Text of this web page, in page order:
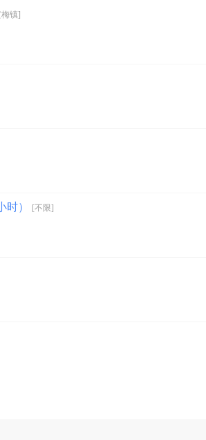
梅镇]
时） [不限]